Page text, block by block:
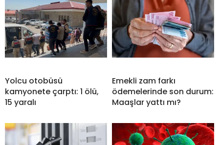
Yolcu otobüsü
kamyonete çarptı: 1 ölü,
15 yaralı
Emekli zam farkı
ödemelerinde son durum:
Maaşlar yattı mı?